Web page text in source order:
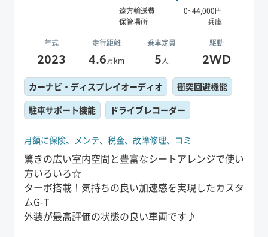
遠方輸送費
0~44,000円
保管場所
兵庫
年式 走行距離 乗車定員 駆動
2023 4.6万km 5人 2WD
月額に保険、 メンテ、 税金、 故障修理、 コミ
驚きの広い室内空間と豊富なシートアレンジで使い
方いろいろ☆
ターボ搭載！気持ちの良い加速感を実現したカスタ
ムG-T
外装が最高評価の状態の良い車両です♪
カーナビ・ディスプレイオーディオ
衝突回避機能
駐車サポート機能
ドライブレコーダー